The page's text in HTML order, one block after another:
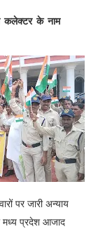
कलेक्टर के नाम
पर जारी अन्याय
मध्य प्रदेश आजाद